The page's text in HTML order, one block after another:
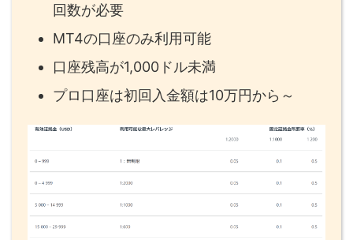
回数が必要
MT4の口座のみ利用可能
口座残高が1,000ドル未満
プロ口座は初回入金額は10万円から～